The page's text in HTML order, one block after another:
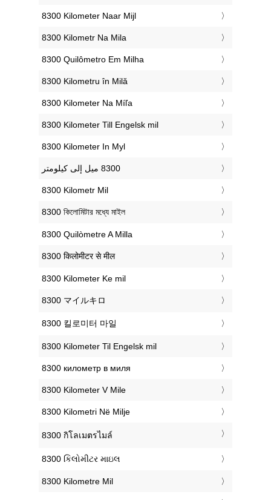
‎8300 Kilometer Naar Mijl
‎8300 Kilometr Na Mila
‎8300 Quilômetro Em Milha
‎8300 Kilometru în Milă
‎8300 Kilometer Na Míľa
‎8300 Kilometer Till Engelsk mil
‎8300 Kilometer In Myl
‎8300 Kilometr Mil
‎8300 কিলোমিটার মধ্যে মাইল
‎8300 Quilòmetre A Milla
‎8300 किलोमीटर से मील
‎8300 Kilometer Ke mil
‎8300 マイルキロ
‎8300 킬로미터 마일
‎8300 Kilometer Til Engelsk mil
‎8300 километр в миля
‎8300 Kilometer V Mile
‎8300 Kilometri Në Milje
‎8300 กิโลเมตรไมล์
‎8300 કિલોમીટર માઇલ
‎8300 Kilometre Mil